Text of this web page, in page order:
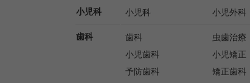
小児科 小児科 小児外科
歯科 歯科
虫歯治療
小児歯科
小児矯正
予防歯科
矯正歯科